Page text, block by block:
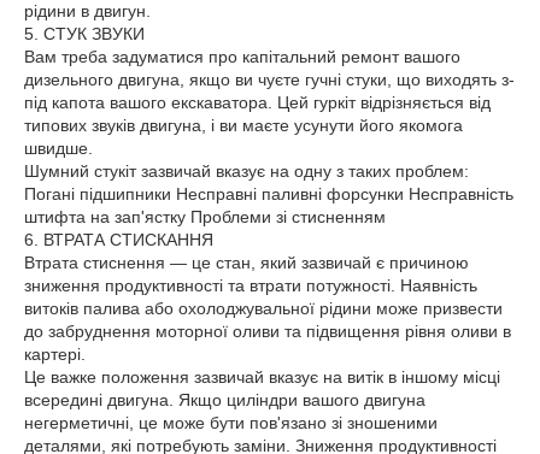
рідини в двигун.
5. СТУК ЗВУКИ
Вам треба задуматися про капітальний ремонт вашого
дизельного двигуна, якщо ви чуєте гучні стуки, що виходять з-
під капота вашого екскаватора. Цей гуркіт відрізняється від
типових звуків двигуна, і ви маєте усунути його якомога
швидше.
Шумний стукіт зазвичай вказує на одну з таких проблем:
Погані підшипники Несправні паливні форсунки Несправність
штифта на зап'ястку Проблеми зі стисненням
6. ВТРАТА СТИСКАННЯ
Втрата стиснення — це стан, який зазвичай є причиною
зниження продуктивності та втрати потужності. Наявність
витоків палива або охолоджувальної рідини може призвести
до забруднення моторної оливи та підвищення рівня оливи в
картері.
Це важке положення зазвичай вказує на витік в іншому місці
всередині двигуна. Якщо циліндри вашого двигуна
негерметичні, це може бути пов'язано зі зношеними
деталями, які потребують заміни. Зниження продуктивності